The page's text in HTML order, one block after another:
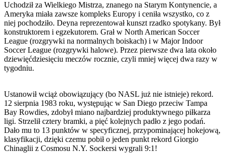
Uchodził za Wielkiego Mistrza, znanego na Starym Kontynencie, a
Ameryka miała zawsze kompleks Europy i ceniła wszystko, co z
niej pochodziło. Deyna reprezentował kunszt rzadko spotykany. Był
konstruktorem i egzekutorem. Grał w North American Soccer
League (rozgrywki na normalnych boiskach) i w Major Indoor
Soccer League (rozgrywki halowe). Przez pierwsze dwa lata około
dziewięćdziesięciu meczów rocznie, czyli mniej więcej dwa razy w
tygodniu.
Ustanowił wciąż obowiązujący (bo NASL już nie istnieje) rekord.
12 sierpnia 1983 roku, występując w San Diego przeciw Tampa
Bay Rowdies, zdobył miano najbardziej produktywnego piłkarza
ligi. Strzelił cztery bramki, a pięć kolejnych padło z jego podań.
Dało mu to 13 punktów w specyficznej, przypominającej hokejową,
klasyfikacji, dzięki czemu pobił o jeden punkt rekord Giorgio
Chinaglii z Cosmosu N.Y. Sockersi wygrali 9:1!